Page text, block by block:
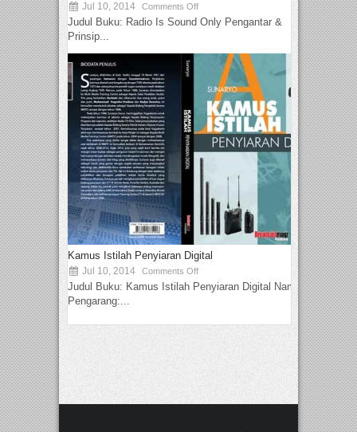
Jul 10, 2014 Comments Off
Judul Buku: Radio Is Sound Only Pengantar &
Prinsip...
Kamus Istilah Penyiaran Digital
Jul 10, 2014 Comments Off
Judul Buku: Kamus Istilah Penyiaran Digital Nama
Pengarang:...